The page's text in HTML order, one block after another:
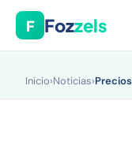
F Fozzels
Inicio›Noticias›